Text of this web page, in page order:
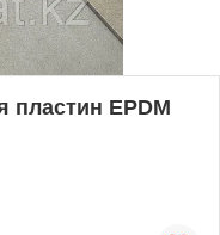
пластин EPDM